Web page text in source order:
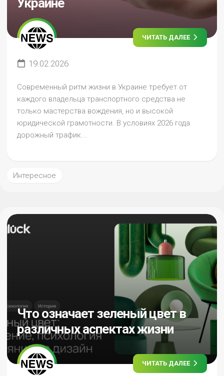
Украине
ЧИТАТЬ ДАЛЕЕ
19.02.2026
Современный ритм жизни в Украине требует от
каждого владельца транспортного средства не
только мастерства вождения, но и высокой
юридической грамотности. В условиях 2026 года
дорожный трафик...
Интересное
Что означает зеленый цвет в
различных аспектах жизни
ЧИТАТЬ ДАЛЕЕ